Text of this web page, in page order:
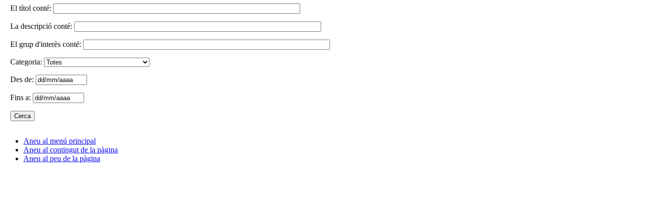
El títol conté:
La descripció conté:
El grup d'interès conté:
Categoria:
Des de:
Fins a:
Aneu al menú principal
Aneu al contingut de la pàgina
Aneu al peu de la pàgina